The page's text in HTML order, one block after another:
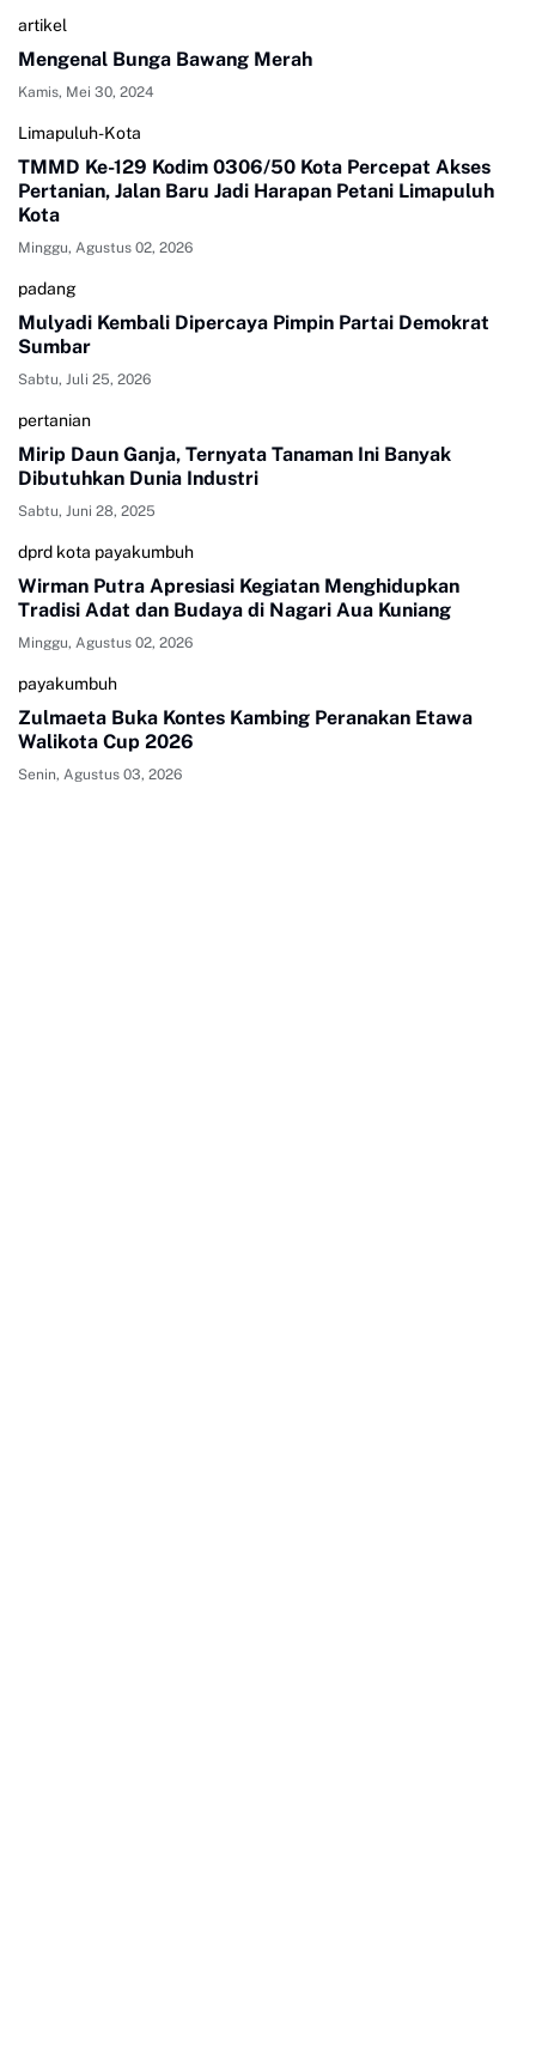
artikel
Mengenal Bunga Bawang Merah
Kamis, Mei 30, 2024
Limapuluh-Kota
TMMD Ke-129 Kodim 0306/50 Kota Percepat Akses
Pertanian, Jalan Baru Jadi Harapan Petani Limapuluh
Kota
Minggu, Agustus 02, 2026
padang
Mulyadi Kembali Dipercaya Pimpin Partai Demokrat
Sumbar
Sabtu, Juli 25, 2026
pertanian
Mirip Daun Ganja, Ternyata Tanaman Ini Banyak
Dibutuhkan Dunia Industri
Sabtu, Juni 28, 2025
dprd kota payakumbuh
Wirman Putra Apresiasi Kegiatan Menghidupkan
Tradisi Adat dan Budaya di Nagari Aua Kuniang
Minggu, Agustus 02, 2026
payakumbuh
Zulmaeta Buka Kontes Kambing Peranakan Etawa
Walikota Cup 2026
Senin, Agustus 03, 2026